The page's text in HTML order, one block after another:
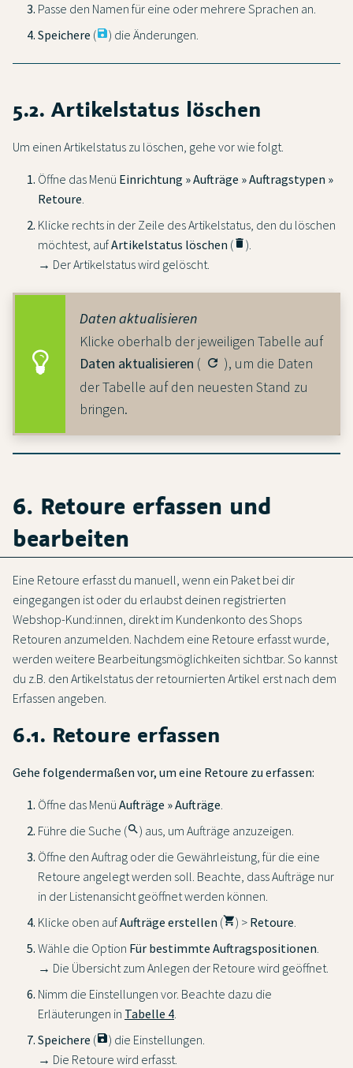
Passe den Namen für eine oder mehrere Sprachen an.
Speichere (save) die Änderungen.
5.2. Artikelstatus löschen
Um einen Artikelstatus zu löschen, gehe vor wie folgt.
Öffne das Menü Einrichtung » Aufträge » Auftragstypen »
Retoure.
Klicke rechts in der Zeile des Artikelstatus, den du löschen
möchtest, aufArtikelstatus löschen (delete).
→ Der Artikelstatus wird gelöscht.
Daten aktualisieren
Klicke oberhalb der jeweiligen Tabelle auf
Daten aktualisieren ( refresh ), um die Daten
der Tabelle auf den neuesten Stand zu
bringen.
6. Retoure erfassen und
bearbeiten
Eine Retoure erfasst du manuell, wenn ein Paket bei dir
eingegangen ist oder du erlaubst deinen registrierten
Webshop-Kund:innen, direkt im Kundenkonto des Shops
Retouren anzumelden. Nachdem eine Retoure erfasst wurde,
werden weitere Bearbeitungsmöglichkeiten sichtbar. So kannst
du z.B. den Artikelstatus der retournierten Artikel erst nach dem
Erfassen angeben.
6.1. Retoure erfassen
Gehe folgendermaßen vor, um eine Retoure zu erfassen:
Öffne das Menü Aufträge » Aufträge
Führe die Suche (search) aus, um Aufträge anzuzeigen.
Öffne den Auftrag oder die Gewährleistung, für die eine
Retoure angelegt werden soll. Beachte, dass Aufträge nur
in der Listenansicht geöffnet werden können.
Klicke oben aufAufträge erstellen (shopping_cart) > Retoure
Wähle die Option Für bestimmte Auftragspositionen
→ Die Übersicht zum Anlegen der Retoure wird geöffnet.
Nimm die Einstellungen vor. Beachte dazu die
Erläuterungen in Tabelle 4
Speichere (save) die Einstellungen.
→ Die Retoure wird erfasst.